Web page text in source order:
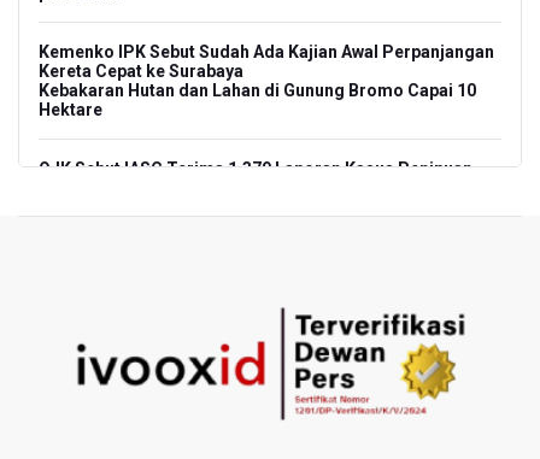
Kemenko IPK Sebut Sudah Ada Kajian Awal Perpanjangan
Kereta Cepat ke Surabaya
Kebakaran Hutan dan Lahan di Gunung Bromo Capai 10
Hektare
OJK Sebut IASC Terima 1.379 Laporan Kasus Penipuan
BKSDA Riau Sebut Seekor Gajah Binaan PLG Minas Mati
Akibat Komplikasi Infeksi
Korlantas Polri dan Jasa Marga Bahas Zero ODOL hingga
Integrasi Teknologi Tol Jelang Libur Nataru